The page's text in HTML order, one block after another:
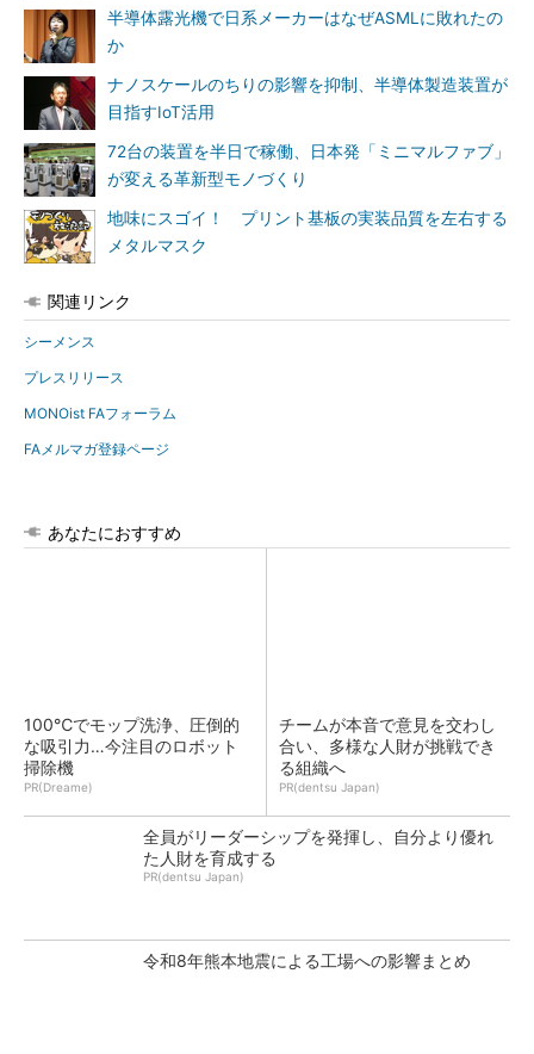
半導体露光機で日系メーカーはなぜASMLに敗れたの
か
ナノスケールのちりの影響を抑制、半導体製造装置が
目指すIoT活用
72台の装置を半日で稼働、日本発「ミニマルファブ」
が変える革新型モノづくり
地味にスゴイ！ プリント基板の実装品質を左右する
メタルマスク
関連リンク
シーメンス
プレスリリース
MONOist FAフォーラム
FAメルマガ登録ページ
あなたにおすすめ
100℃でモップ洗浄、圧倒的
な吸引力…今注目のロボット
掃除機
PR(Dreame)
チームが本音で意見を交わし
合い、多様な人財が挑戦でき
る組織へ
PR(dentsu Japan)
全員がリーダーシップを発揮し、自分より優れ
た人財を育成する
PR(dentsu Japan)
令和8年熊本地震による工場への影響まとめ